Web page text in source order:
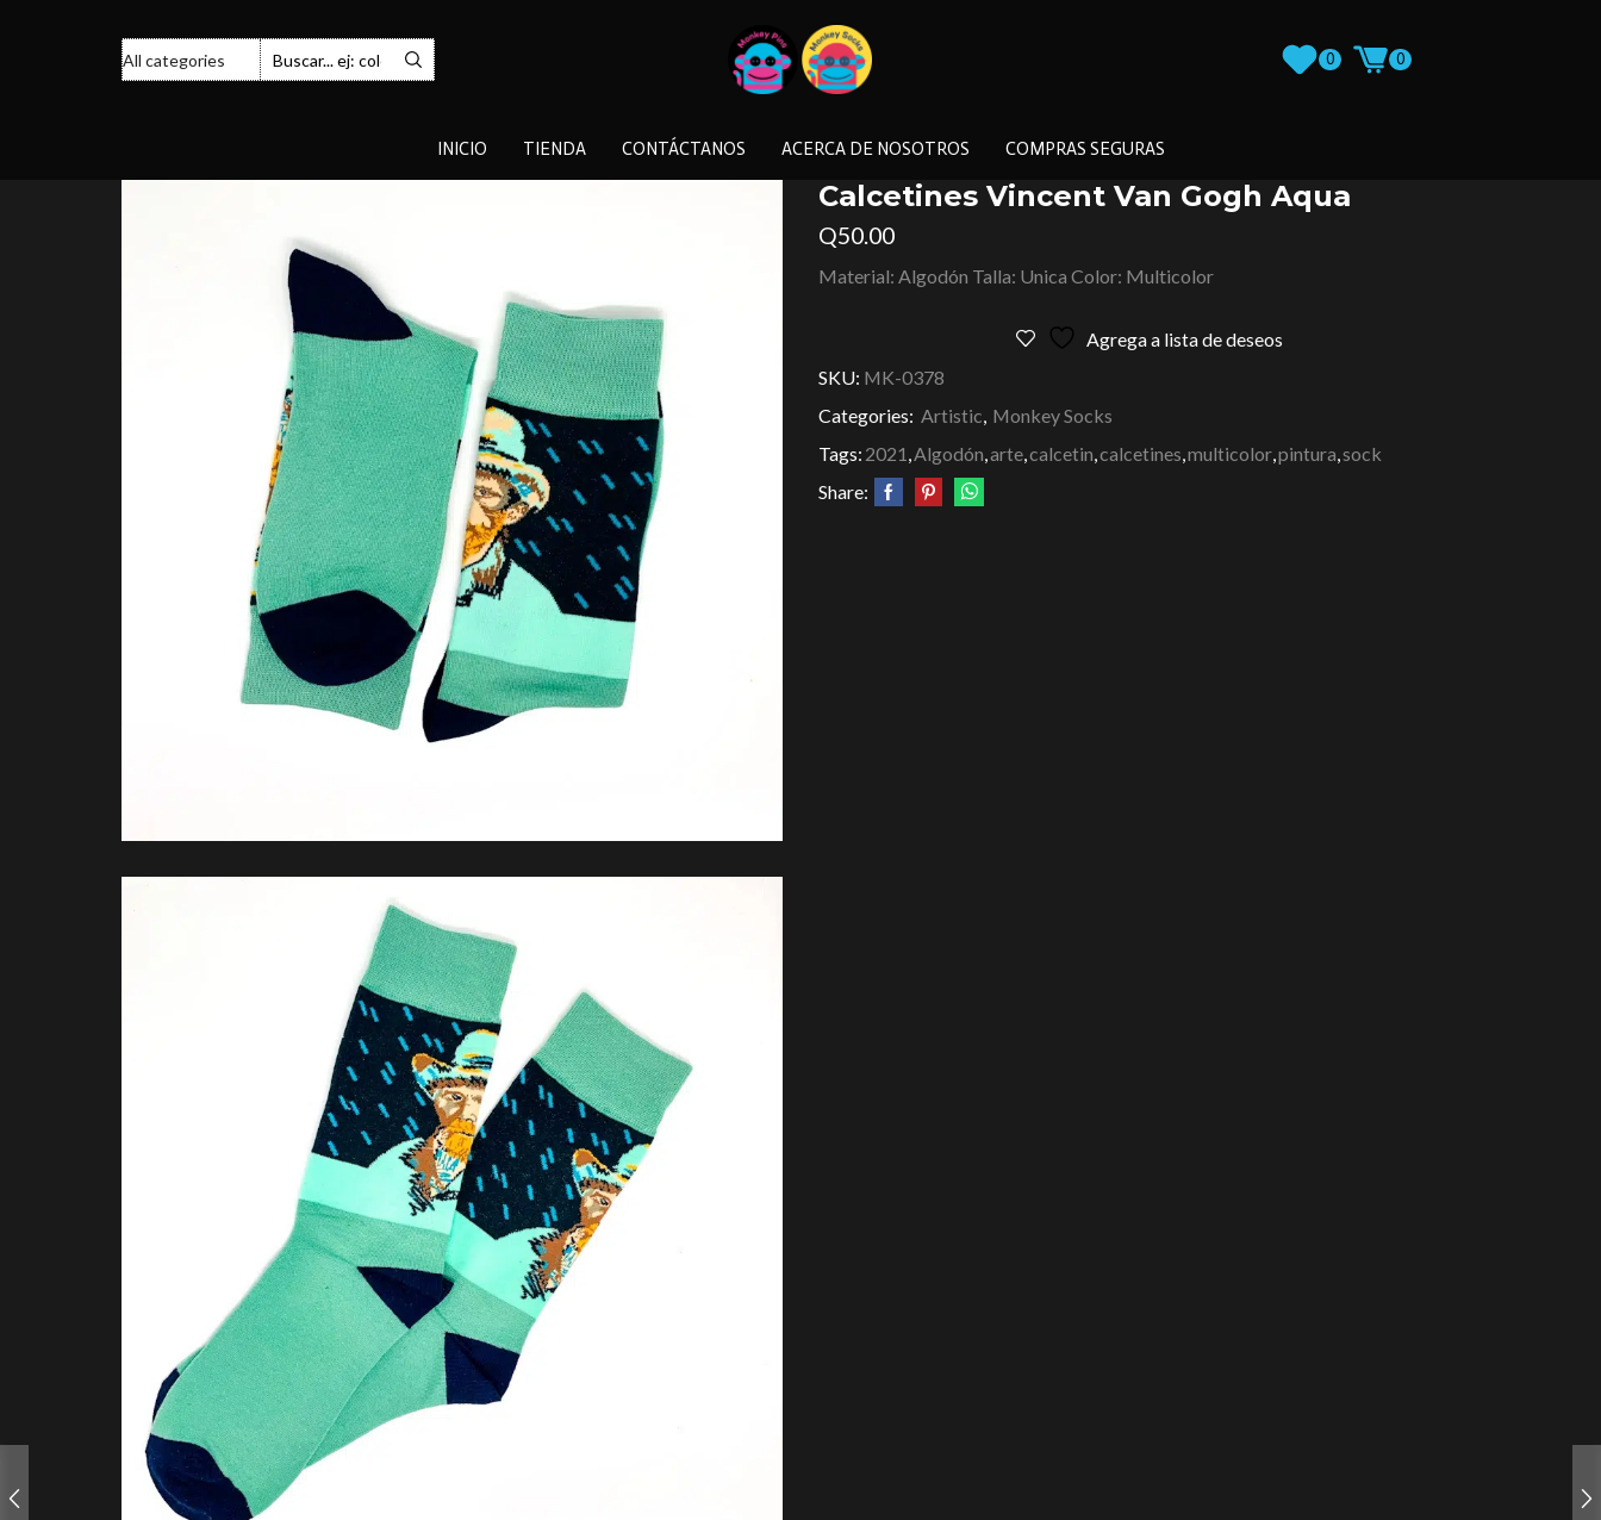
0 0
INICIO TIENDA CONTÁCTANOS ACERCA DE NOSOTROS COMPRAS SEGURAS
Calcetines Vincent Van Gogh Aqua
Q50.00
Material: Algodón Talla: Unica Color: Multicolor
Agrega a lista de deseos
SKU: MK-0378
Categories: Artistic, Monkey Socks
Tags: 2021 ,Algodón,arte,calcetin,calcetines,multicolor,pintura,sock
Share: